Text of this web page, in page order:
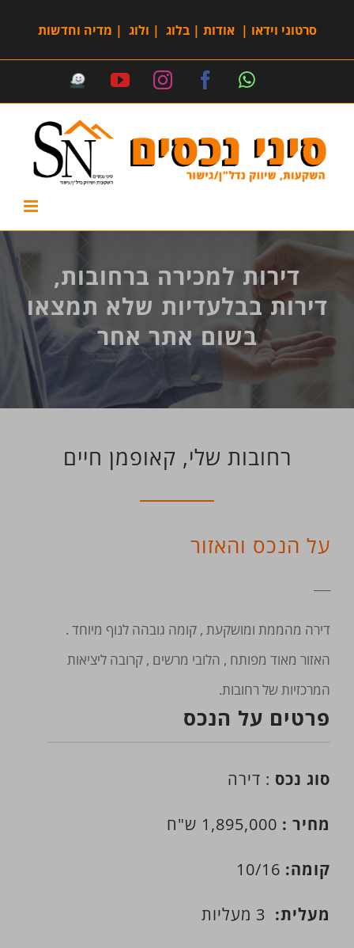
סרטוני וידאו |אודות |בלוג | ולוג | מדיה וחדשות
דירות למכירה ברחובות,
דירות בבלעדיות שלא תמצאו
בשום אתר אחר
רחובות שלי, קאופמן חיים
על הנכס והאזור
דירה מהממת ומושקעת , קומה גובהה לנוף מיוחד .
האזור מאוד מפותח , הלובי מרשים , קרובה ליציאות
המרכזיות של רחובות.
פרטים על הנכס
סוג נכס : דירה
מחיר :
קומה: 10/16
מעלית: